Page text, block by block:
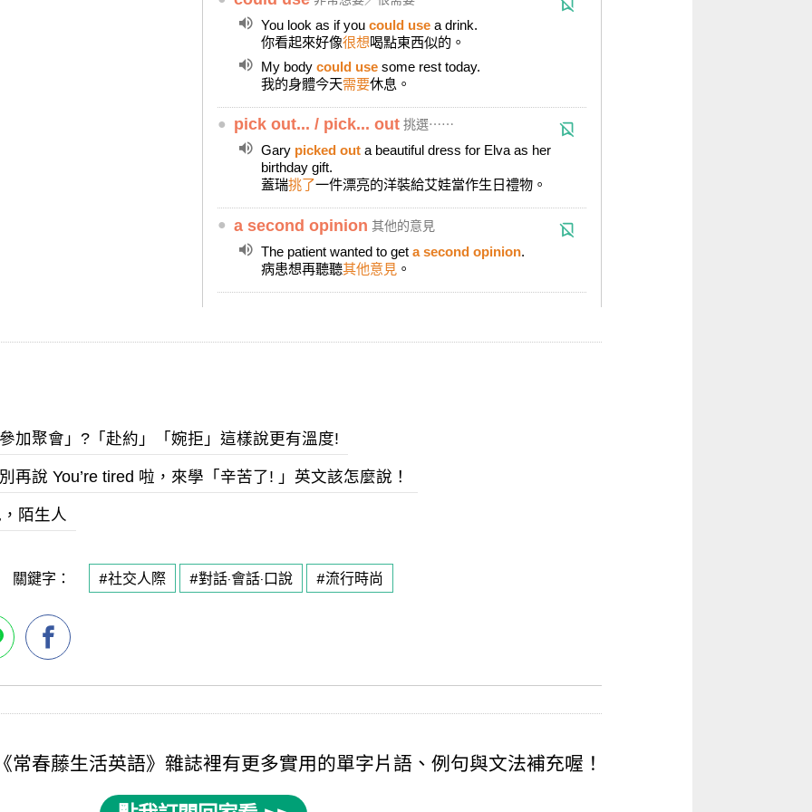
You look as if you could use a drink.
你看起來好像很想喝點東西似的。
My body could use some rest today.
我的身體今天需要休息。
● pick out... / pick... out 挑選⋯⋯
Gary picked out a beautiful dress for Elva as her
birthday gift.
蓋瑞挑了一件漂亮的洋裝給艾娃當作生日禮物。
● a second opinion 其他的意見
The patient wanted to get a second opinion.
病患想再聽聽其他意見 。
加聚會」?「赴約」「婉拒」這樣說更有溫度!
再說 You’re tired 啦，來學「辛苦了! 」英文該怎麼說！
陌生人
關鍵字： #社交人際 #對話·會話·口說 #流行時尚
常春藤生活英語》雜誌裡有更多實用的單字片語 、例句與文法補充喔！